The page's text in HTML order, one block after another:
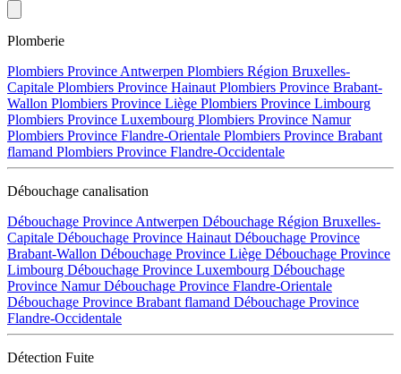
Plomberie
Plombiers Province Antwerpen Plombiers Région Bruxelles-
Capitale Plombiers Province Hainaut Plombiers Province Brabant-
Wallon Plombiers Province Liège Plombiers Province Limbourg
Plombiers Province Luxembourg Plombiers Province Namur
Plombiers Province Flandre-Orientale Plombiers Province Brabant
flamand Plombiers Province Flandre-Occidentale
Débouchage canalisation
Débouchage Province Antwerpen Débouchage Région Bruxelles-
Capitale Débouchage Province Hainaut Débouchage Province
Brabant-Wallon Débouchage Province Liège Débouchage Province
Limbourg Débouchage Province Luxembourg Débouchage
Province NamurDébouchage Province Flandre-Orientale
Débouchage Province Brabant flamand Débouchage Province
Flandre-Occidentale
Détection Fuite